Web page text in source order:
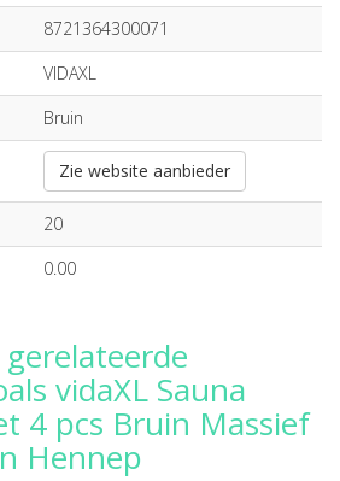
8721364300071
VIDAXL
Bruin
Zie website aanbieder
20
0.00
vidaXL Sauna
4 pcs Bruin Massief
Hennep